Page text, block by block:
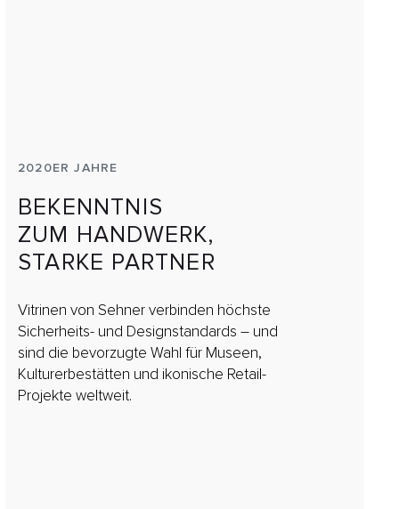
Vitrinen von Sehner verbinden höchste
Sicherheits- und Designstandards – und
sind die bevorzugte Wahl für Museen,
Kulturerbestätten und ikonische Retail-
Projekte weltweit.
BEKENNTNIS
ZUM HANDWERK,
STARKE PARTNER
2020ER JAHRE